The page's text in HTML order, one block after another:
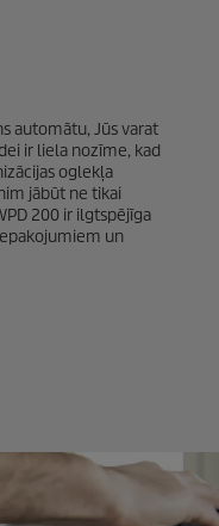
automātu, Jūs varat
ir liela nozīme, kad
oglekļa
jābūt ne tikai
200 ir ilgtspējīga
un